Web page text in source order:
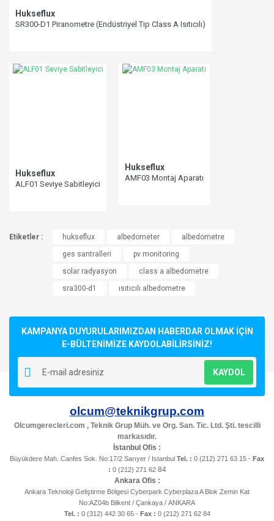
Hukseflux
SR300-D1 Piranometre (Endüstriyel Tip Class A Isıtıcılı)
Hukseflux
ALF01 Seviye Sabitleyici
Hukseflux
AMF03 Montaj Aparatı
Etiketler : hukseflux albedometer
albedometre
ges santralleri
pv monitoring
solar radyasyon
class a albedometre
sra300-d1
ısıtıcılı albedometre
KAMPANYA DUYURULARIMIZDAN HABERDAR OLMAK İÇİN
E-BÜLTENİMİZE KAYDOLABİLİRSİNİZ!
KAYDOL
olcum@teknikgrup.com
Olcumgerecleri.com , Teknik Grup Müh. ve Org. San. Tic. Ltd. Şti. tescilli
markasıdır.
İstanbul Ofis :
Büyükdere Mah. Canfes Sok. No:17/2 Sarıyer / Istanbul Tel. : 0 (212) 271 63 15 - Fax
: 0 (212) 271 6284
Ankara Ofis :
Ankara Teknoloji Geliştirme Bölgesi Cyberpark Cyberplaza A Blok Zemin Kat
No:AZ04b Bilkent / Çankaya / ANKARA
Tel. : 0 (312) 442 30 65 - Fax : 0 (212) 271 62 84